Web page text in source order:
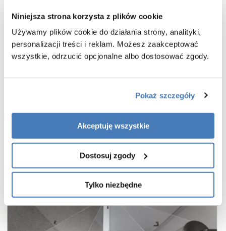
Niniejsza strona korzysta z plików cookie
Używamy plików cookie do działania strony, analityki,
personalizacji treści i reklam. Możesz zaakceptować
wszystkie, odrzucić opcjonalne albo dostosować zgody.
Pokaż szczegóły
Akceptuję wszystkie
Dostosuj zgody
Tylko niezbędne
bezpieczne szkło hartowane przezroczyste o grubości 8 mm
powłoka Active Shield 2.0 ułatwiająca utrzymanie czystości
praktyczny uchwyt drzwi
cienkie, niemal niewidoczne profile w kolorze złoto szczotkowane